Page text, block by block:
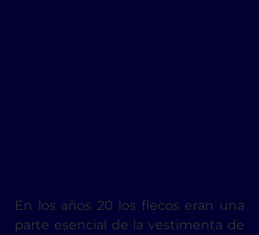
En los años 20 los flecos eran una
parte esencial de la vestimenta de